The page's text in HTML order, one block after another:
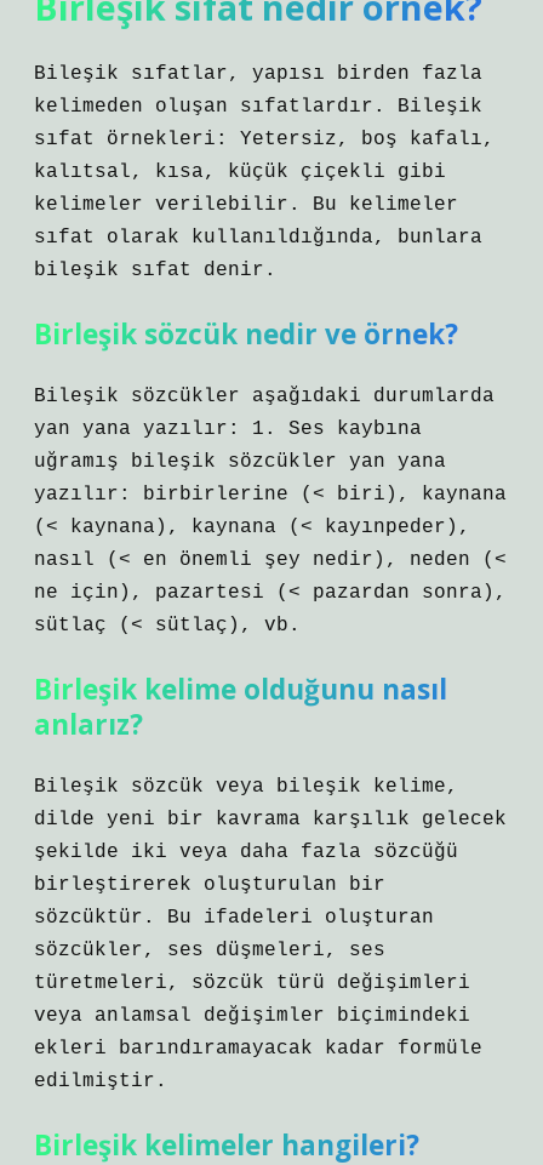
Bileşik sıfatlar, yapısı birden fazla
kelimeden oluşan sıfatlardır. Bileşik
sıfat örnekleri: Yetersiz, boş kafalı,
kalıtsal, kısa, küçük çiçekli gibi
kelimeler verilebilir. Bu kelimeler
sıfat olarak kullanıldığında, bunlara
bileşik sıfat denir.
Birleşik sözcük nedir ve örnek?
Bileşik sözcükler aşağıdaki durumlarda
yan yana yazılır: 1. Ses kaybına
uğramış bileşik sözcükler yan yana
yazılır: birbirlerine (< biri), kaynana
(< kaynana), kaynana (< kayınpeder),
nasıl (< en önemli şey nedir), neden (<
ne için), pazartesi (< pazardan sonra),
sütlaç (< sütlaç), vb.
Birleşik kelime olduğunu nasıl
anlarız?
Bileşik sözcük veya bileşik kelime,
dilde yeni bir kavrama karşılık gelecek
şekilde iki veya daha fazla sözcüğü
birleştirerek oluşturulan bir
sözcüktür. Bu ifadeleri oluşturan
sözcükler, ses düşmeleri, ses
türetmeleri, sözcük türü değişimleri
veya anlamsal değişimler biçimindeki
ekleri barındıramayacak kadar formüle
edilmiştir.
Birleşik kelimeler hangileri?